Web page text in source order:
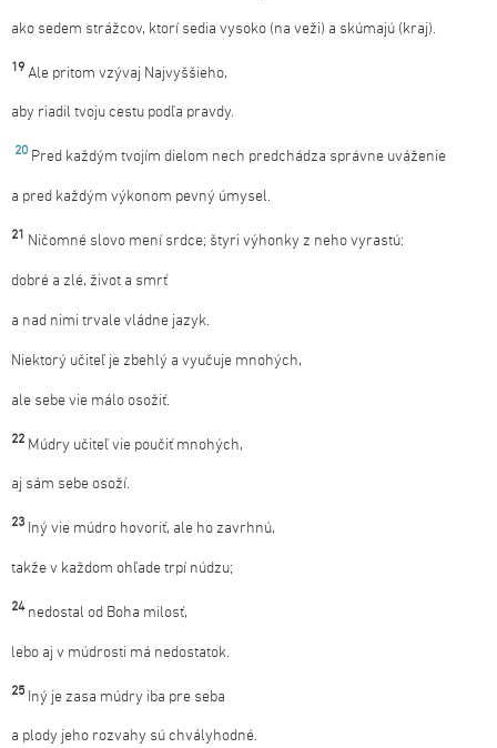
ako sedem strážcov, ktorí sedia vysoko (na veži) a skúmajú (kraj).
19 Ale pritom vzývaj Najvyššieho,
aby riadil tvoju cestu podľa pravdy.
20 Pred každým tvojím dielom nech predchádza správne uváženie
a pred každým výkonom pevný úmysel.
21 Ničomné slovo mení srdce; štyri výhonky z neho vyrastú:
dobré a zlé, život a smrť
a nad nimi trvale vládne jazyk.
Niektorý učiteľ je zbehlý a vyučuje mnohých,
ale sebe vie málo osožiť.
22 Múdry učiteľ vie poučiť mnohých,
aj sám sebe osoží.
23 Iný vie múdro hovoriť, ale ho zavrhnú,
takže v každom ohľade trpí núdzu;
24 nedostal od Boha milosť,
lebo aj v múdrosti má nedostatok.
25 Iný je zasa múdry iba pre seba
a plody jeho rozvahy sú chvályhodné.